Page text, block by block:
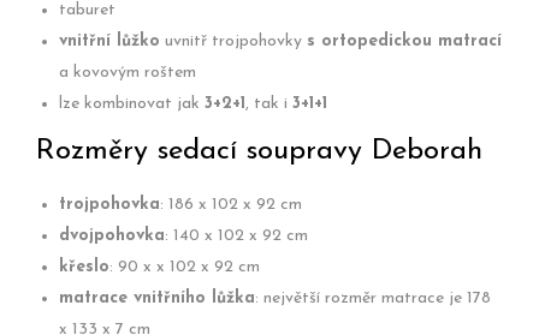
taburet
vnitřní lůžko uvnitř trojpohovky s ortopedickou matrací
a kovovým roštem
lze kombinovat jak 3+2+1, tak i 3+1+1
Rozměry sedací soupravy Deborah
trojpohovka: 186 x 102 x 92 cm
dvojpohovka: 140 x 102 x 92 cm
křeslo: 90 x x 102 x 92 cm
matrace vnitřního lůžka: největší rozměr matrace je 178
x 133 x 7 cm